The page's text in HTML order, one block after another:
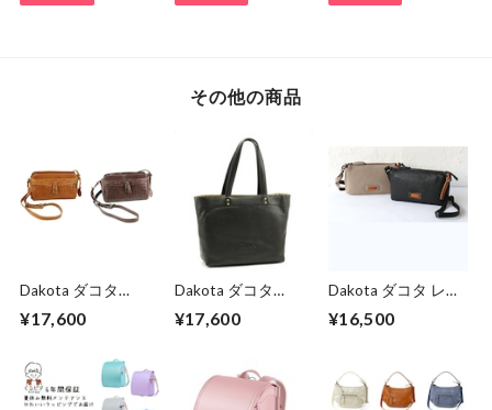
6620C 男の子 マ
1KK6654K 女の
その他の商品
Dakota ダコタ
ス ネルソン ショ
1034133
¥17,600
Dakota ダコタ
グ トートバッグ
¥17,600
Dakota ダコタ レデ
ニショルダーバッグ
¥16,500